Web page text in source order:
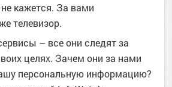
кажется. За вами
телевизор.
– все они следят за
целях. Зачем они за нами
персональную информацию?